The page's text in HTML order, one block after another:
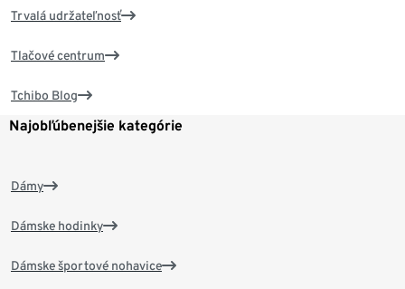
Trvalá udržateľnosť
Tlačové centrum
Tchibo Blog
Najobľúbenejšie kategórie
Dámy
Dámske hodinky
Dámske športové nohavice